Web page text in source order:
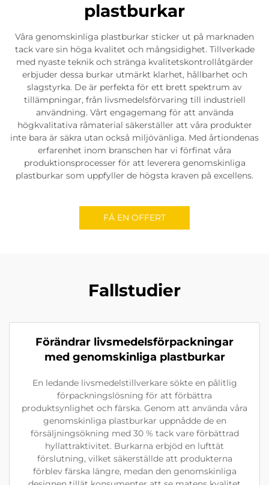
plastburkar
Våra genomskinliga plastburkar sticker ut på marknaden
tack vare sin höga kvalitet och mångsidighet. Tillverkade
med nyaste teknik och stränga kvalitetskontrollåtgärder
erbjuder dessa burkar utmärkt klarhet, hållbarhet och
slagstyrka. De är perfekta för ett brett spektrum av
tillämpningar, från livsmedelsförvaring till industriell
användning. Vårt engagemang för att använda
högkvalitativa råmaterial säkerställer att våra produkter
inte bara är säkra utan också miljövänliga. Med årtiondenas
erfarenhet inom branschen har vi förfinat våra
produktionsprocesser för att leverera genomskinliga
plastburkar som uppfyller de högsta kraven på excellens.
FÅ EN OFFERT
Fallstudier
Förändrar livsmedelsförpackningar
med genomskinliga plastburkar
En ledande livsmedelstillverkare sökte en pålitlig
förpackningslösning för att förbättra
produktsynlighet och färska. Genom att använda våra
genomskinliga plastburkar uppnådde de en
försäljningsökning med 30 % tack vare förbättrad
hyllattraktivitet. Burkarna erbjöd en lufttät
förslutning, vilket säkerställde att produkterna
förblev färska längre, medan den genomskinliga